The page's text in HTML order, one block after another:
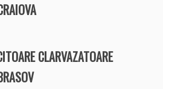
CLARVAZATOARE